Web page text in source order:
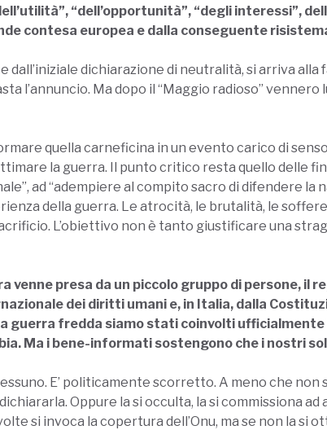
“dell’opportunità”, “degli interessi”,
contesa europea e dalla conseguente
dall’iniziale dichiarazione di neutralità, si arriva
Ma dopo il “Maggio radioso” vennero
quella carneficina in un evento carico di
la guerra. Il punto critico resta quello delle
ad “adempiere al compito sacro di difendere
della guerra. Le atrocità, le brutalità, le
L’obiettivo non è tanto giustificare una
venne presa da un piccolo gruppo di persone, il
dei diritti umani e, in Italia, dalla
guerra fredda siamo stati coinvolti
Ma i bene-informati sostengono che i nostri
E’ politicamente scorretto. A meno che
Oppure la si occulta, la si commissiona
si invoca la copertura dell’Onu, ma se non la si